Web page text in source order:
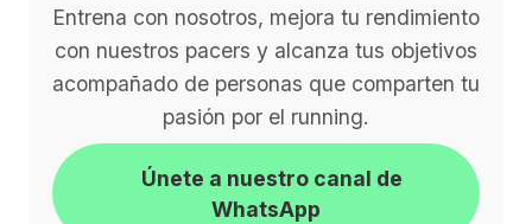
Entrena con nosotros, mejora tu rendimiento
con nuestros pacers y alcanza tus objetivos
acompañado de personas que comparten tu
pasión por el running.
Únete a nuestro canal de
WhatsApp